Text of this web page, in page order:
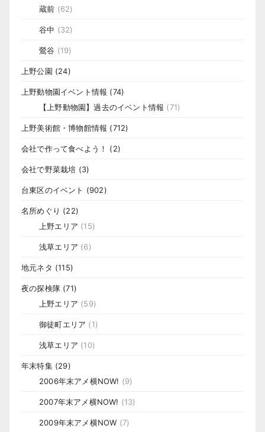
蔵前 (62)
谷中 (32)
鶯谷 (19)
上野公園 (24)
上野動物園イベント情報 (74)
【上野動物園】過去のイベント情報 (71)
上野美術館・博物館情報 (712)
会社で作って食べよう！ (2)
会社で野菜栽培 (3)
台東区のイベント (902)
名所めぐり (22)
上野エリア (15)
浅草エリア (6)
地元ネタ (115)
夜の探検隊 (71)
上野エリア (59)
御徒町エリア (1)
浅草エリア (10)
年末特集(29)
2006年末アメ横NOW! (9)
2007年末アメ横NOW! (13)
2009年末アメ横NOW (7)